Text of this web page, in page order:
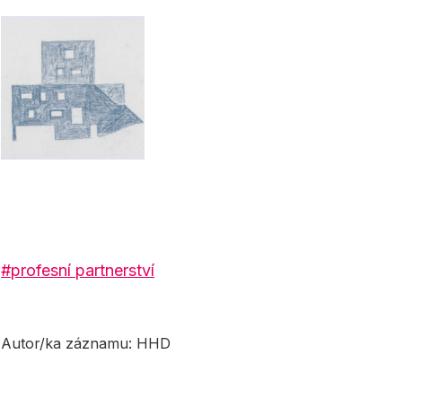
#profesní partnerství
Autor/ka záznamu: HHD